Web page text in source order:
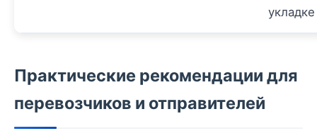
укладке
Практические рекомендации для
перевозчиков и отправителей